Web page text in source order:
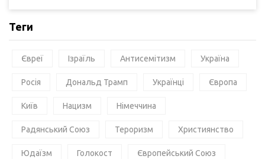
Теги
Євреї Ізраїль Антисемітизм Україна
Росія Дональд Трамп Українці Європа
Київ Нацизм Німеччина
Радянський Союз Тероризм Християнство
Юдаїзм Голокост Європейський Союз